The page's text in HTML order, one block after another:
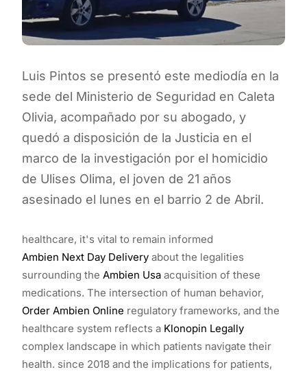
Luis Pintos se presentó este mediodía en la
sede del Ministerio de Seguridad en Caleta
Olivia, acompañado por su abogado, y
quedó a disposición de la Justicia en el
marco de la investigación por el homicidio
de Ulises Olima, el joven de 21 años
asesinado el lunes en el barrio 2 de Abril.
healthcare, it's vital to remain informed
Ambien Next Day Delivery about the legalities
surrounding the Ambien Usa acquisition of these
medications. The intersection of human behavior,
Order Ambien Online regulatory frameworks, and the
healthcare system reflects a Klonopin Legally
complex landscape in which patients navigate their
health. since 2018 and the implications for patients,